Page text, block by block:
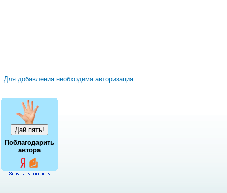
Для добавления необходима авторизация
Поблагодарить
автора